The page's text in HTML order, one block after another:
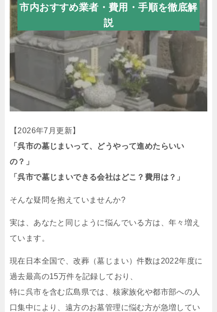
市内おすすめ業者・費用・手順を徹底解
説
【2026年7月更新】
「呉市の墓じまいって、どうやって進めたらいい
の？」
「呉市で墓じまいできる会社はどこ？費用は？」
そんな疑問を抱えていませんか?
実は、あなたと同じように悩んでいる方は、年々増え
ています。
現在日本全国で、改葬（墓じまい）件数は2022年度に
過去最高の15万件を記録しており、
特に呉市を含む広島県では、核家族化や都市部への人
口集中により、遠方のお墓管理に悩む方が急増してい